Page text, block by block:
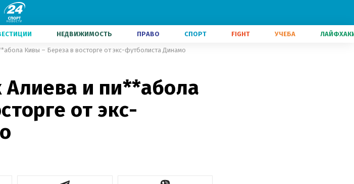
НЕДВИЖИМОСТЬ ПРАВО СПОРТ FIGHT УЧЕБА
Кивы – Береза ​​в восторге от экс-футболиста Динамо
Алиева и пи**абола
от экс-